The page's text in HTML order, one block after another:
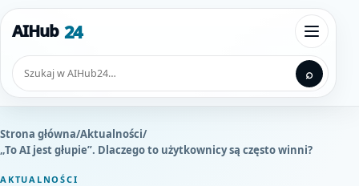
Przejdź do treści
AIHub 24
Szukaj
⌕
Strona główna/Aktualności/
„To AI jest głupie”. Dlaczego to użytkownicy są często winni?
AKTUALNOŚCI